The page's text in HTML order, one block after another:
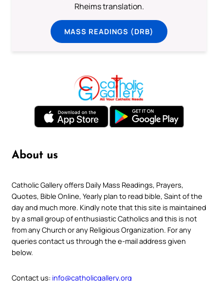
Rheims translation.
MASS READINGS (DRB)
About us
Catholic Gallery offers Daily Mass Readings, Prayers,
Quotes, Bible Online, Yearly plan to read bible, Saint of the
day and much more. Kindly note that this site is maintained
by a small group of enthusiastic Catholics and this is not
from any Church or any Religious Organization. For any
queries contact us through the e-mail address given
below.
Contact us: info@catholicgallery.org